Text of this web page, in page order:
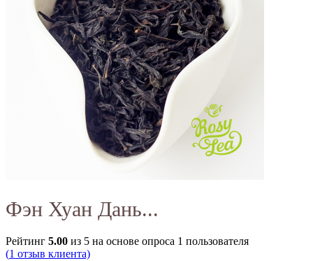
Фэн Хуан Дань...
Рейтинг 5.00 из 5 на основе опроса 1 пользователя
(1 отзыв клиента)